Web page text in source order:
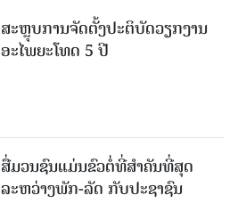
ສະຫຼຸບການຈັດຕັ້ງປະຕິບັດວຽກງານ
ອະໄພຍະໂທດ 5 ປີ
ສື່ມວນຊົນແມ່ນຂົວຕໍ່ທີ່ສໍາຄັນທີ່ສຸດ
ລະຫວ່າງພັກ-ລັດ ກັບປະຊາຊົນ